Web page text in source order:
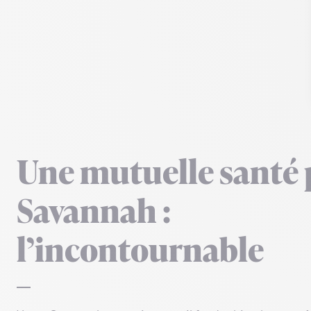
Une mutuelle santé
Savannah :
l’incontournable